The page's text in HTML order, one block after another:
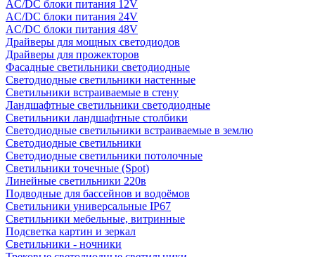
AC/DC блоки питания 12V
AC/DC блоки питания 24V
AC/DC блоки питания 48V
Драйверы для мощных светодиодов
Драйверы для прожекторов
Фасадные светильники светодиодные
Светодиодные светильники настенные
Светильники встраиваемые в стену
Ландшафтные светильники светодиодные
Светильники ландшафтные столбики
Светодиодные светильники встраиваемые в землю
Светодиодные светильники
Светодиодные светильники потолочные
Светильники точечные (Spot)
Линейные светильники 220в
Подводные для бассейнов и водоёмов
Светильники универсальные IP67
Светильники мебельные, витринные
Подсветка картин и зеркал
Светильники - ночники